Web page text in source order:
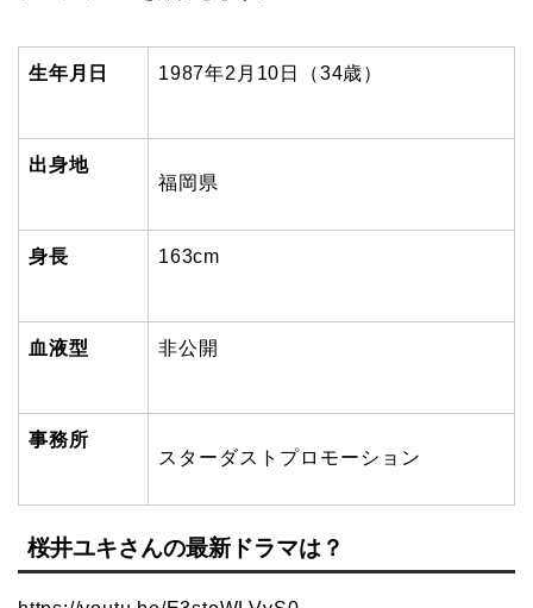
生年月日 1987年2月10日（34歳）
出身地
福岡県
身長 163cm
血液型 非公開
事務所
スターダストプロモーション
桜井ユキさんの最新ドラマは？